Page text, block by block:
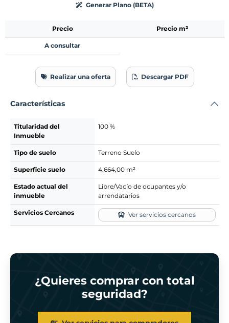
Generar Plano (BETA)
Precio Precio m²
A consultar
Realizar una oferta Descargar PDF
Características
Titularidad del
Inmueble
100 %
Tipo de suelo Terreno Suelo
Superficie suelo 4.664,00 m²
Estado actual del
inmueble
Libre/Vacío de ocupantes y/o
arrendatarios
Servicios Cercanos Ver servicios cercanos
¿Quieres comprar con total
seguridad?